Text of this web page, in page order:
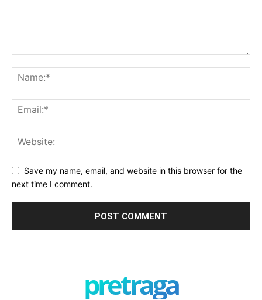
Save my name, email, and website in this browser for the
next time I comment.
pretraga